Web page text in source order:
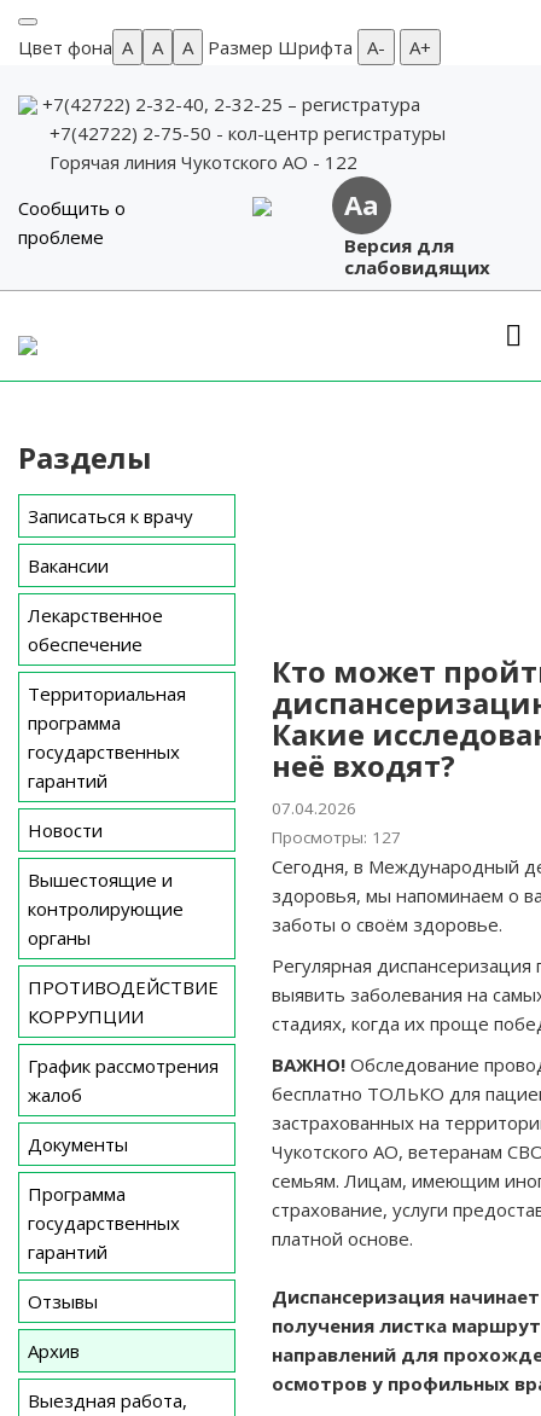
Цвет фона A A A Размер Шрифта А- А+
+7(42722) 2-32-40, 2-32-25 – регистратура
+7(42722) 2-75-50 - кол-центр регистратуры
Горячая линия Чукотского АО - 122
Сообщить о
проблеме
Aa
Версия для
слабовидящих
content
Разделы
Записаться к врачу
Вакансии
Лекарственное
обеспечение
Территориальная
программа
государственных
гарантий
Новости
Вышестоящие и
контролирующие
органы
ПРОТИВОДЕЙСТВИЕ
КОРРУПЦИИ
График рассмотрения
жалоб
Документы
Программа
государственных
гарантий
Отзывы
Архив
Выездная работа,
Кто может
Какие
неё входят?
07.04.2026
Просмотры: 127
Сегодня, в Международный
здоровья, мы напоминаем о
заботы о своём здоровье.
Регулярная диспансеризация
выявить заболевания на
стадиях, когда их проще
ВАЖНО! Обследование
бесплатно ТОЛЬКО для
застрахованных на
Чукотского АО, ветеранам
семьям. Лицам, имеющим
страхование, услуги
платной основе.
Диспансеризация
получения листка
направлений для
осмотров у профильных